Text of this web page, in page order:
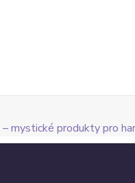
mystické produkty pro